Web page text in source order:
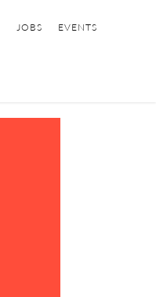
JOBS EVENTS